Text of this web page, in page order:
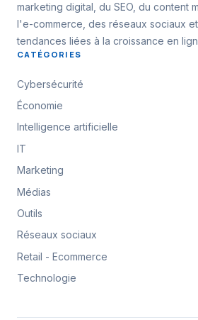
marketing digital, du SEO, du content
l'e-commerce, des réseaux sociaux
tendances liées à la croissance en
CATÉGORIES
Cybersécurité
Économie
Intelligence artificielle
IT
Marketing
Médias
Outils
Réseaux sociaux
Retail - Ecommerce
Technologie